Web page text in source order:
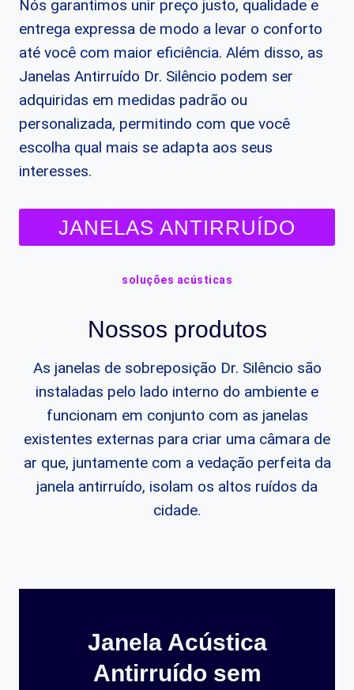
Nós garantimos unir preço justo, qualidade e
entrega expressa de modo a levar o conforto
até você com maior eficiência. Além disso, as
Janelas Antirruído Dr. Silêncio podem ser
adquiridas em medidas padrão ou
personalizada, permitindo com que você
escolha qual mais se adapta aos seus
interesses.
JANELAS ANTIRRUÍDO
soluções acústicas
Nossos produtos
As janelas de sobreposição Dr. Silêncio são
instaladas pelo lado interno do ambiente e
funcionam em conjunto com as janelas
existentes externas para criar uma câmara de
ar que, juntamente com a vedação perfeita da
janela antirruído, isolam os altos ruídos da
cidade.
Janela Acústica
Antirruído sem